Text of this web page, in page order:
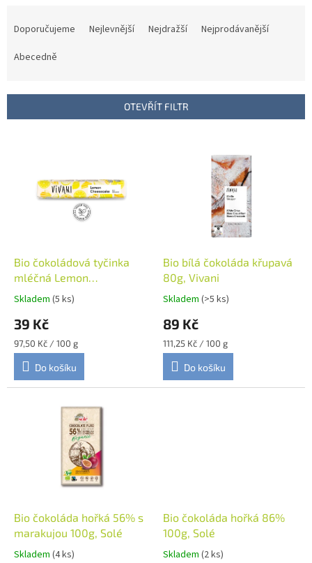
r
Doporučujeme Nejlevnější Nejdražší
Nejprodávanější
Abecedně
OTEVŘÍT FILTR
Bio čokoládová tyčinka
mléčná Lemon
Cheesecake 40g, Vivani
Skladem (5 ks)
39 Kč
Měrná
cena:
97,50 Kč / 100 g
Do košíku
Bio bílá čokoláda křupavá
80g, Vivani
Skladem (>5 ks)
89 Kč
Měrná
cena:
111,25 Kč / 100 g
Do košíku
Bio čokoláda hořká 56% s
marakujou 100g, Solé
Skladem (4 ks)
Bio čokoláda hořká 86%
100g, Solé
Skladem (2 ks)